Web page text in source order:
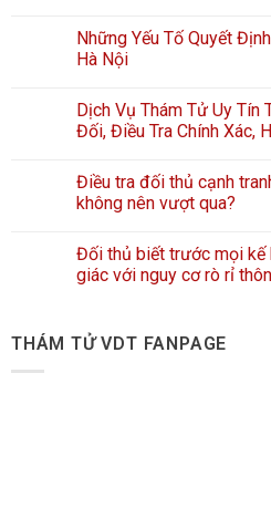
Những Yếu Tố Quyết
Hà Nội
Dịch Vụ Thám Tử Uy
Đối, Điều Tra Chính Xác,
Điều tra đối thủ cạnh
không nên vượt qua?
Đối thủ biết trước mọi kế
giác với nguy cơ rò rỉ
THÁM TỬ VDT FANPAGE